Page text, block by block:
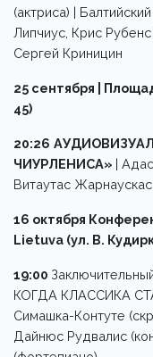
(актриса) |
Липчиус, Крис
Сергей Криницин
25 сентября |
45)
20:26
ЧИУРЛEНИСА» |
Витаутас
16 октября
Lietuva (ул. В.
19:00
КОГДА КЛАССИКА
Симашка-Контуте
Дайнюс Рудвалис